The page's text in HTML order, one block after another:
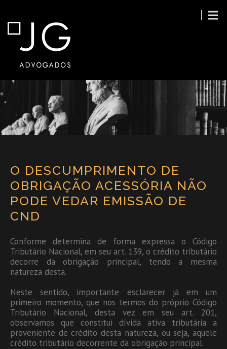
O DESCUMPRIMENTO DE
OBRIGAÇÃO ACESSÓRIA NÃO
PODE VEDAR EMISSÃO DE
CND
Conforme determina de forma expressa o Código
Tributário Nacional, em seu art. 139, o crédito tributário
decorre da obrigação principal, tendo a mesma
natureza desta.
Neste sentido, importante esclarecer já em um
primeiro momento, que nos termos do próprio Código
Tributário Nacional, desta vez em seu art. 201,
observamos que constitui dívida ativa tributária a
proveniente de crédito desta natureza, ou seja, aquele
crédito tributário decorrente da obrigação principal.